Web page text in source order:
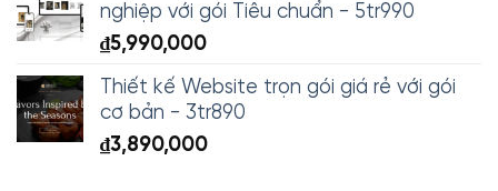
nghiệp với gói Tiêu chuẩn - 5tr990
₫5,990,000
Thiết kế Website trọn gói giá rẻ với gói
cơ bản - 3tr890
₫3,890,000